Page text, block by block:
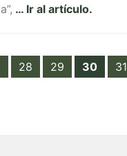
… Ir al artículo.
28 29 30 31